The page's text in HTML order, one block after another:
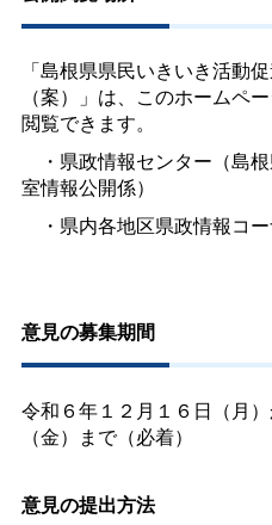
「島根県県民いきいき活動
（案）」は、このホームペ
閲覧できます。
・県政情報センター（島
室情報公開係）
・県内各地区県政情報コ
意見の募集期間
令和６年１２月１６日（月
（金）まで（必着）
意見の提出方法